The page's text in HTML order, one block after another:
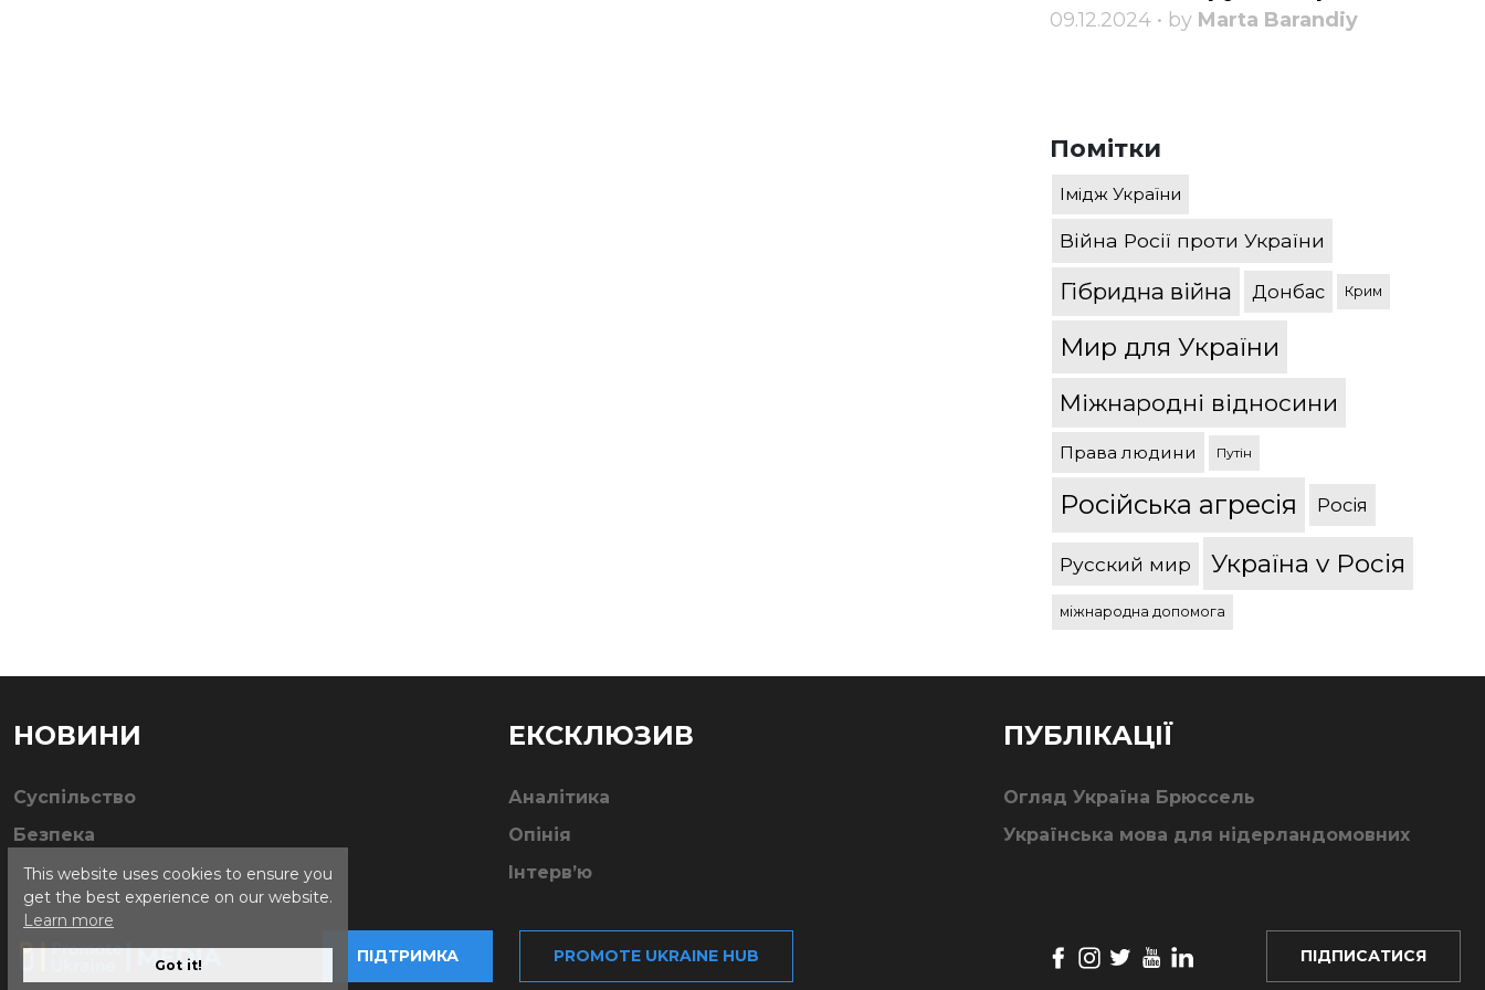
This website uses cookies to ensure you
get the best experience on our website.
Learn more
Got it!
09.12.2024 • by Marta Barandiy
Помітки
Імідж України
Війна Росії проти України
Гібридна війна Донбас Крим
Мир для України
Міжнародні відносини
Права людини Путін
Російська агресія Росія
Русский мир Україна v Росія
міжнародна допомога
НОВИНИ
Суспільство
Безпека
ЕКСКЛЮЗИВ
Аналітика
Опінія
Інтерв’ю
ПУБЛІКАЦІЇ
Огляд Україна Брюссель
Українська мова для нідерландомовних
ПІДТРИМКА PROMOTE UKRAINE HUB ПІДПИСАТИСЯ